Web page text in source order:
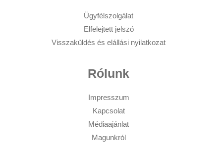
Ügyfélszolgálat
Elfelejtett jelszó
Visszaküldés és elállási nyilatkozat
Rólunk
Impresszum
Kapcsolat
Médiaajánlat
Magunkról